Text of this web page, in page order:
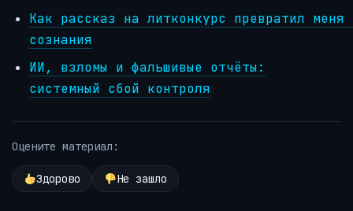
Как рассказ на литконкурс превратил меня
сознания
ИИ, взломы и фальшивые отчёты:
системный сбой контроля
Оцените материал:
Здорово Не зашло